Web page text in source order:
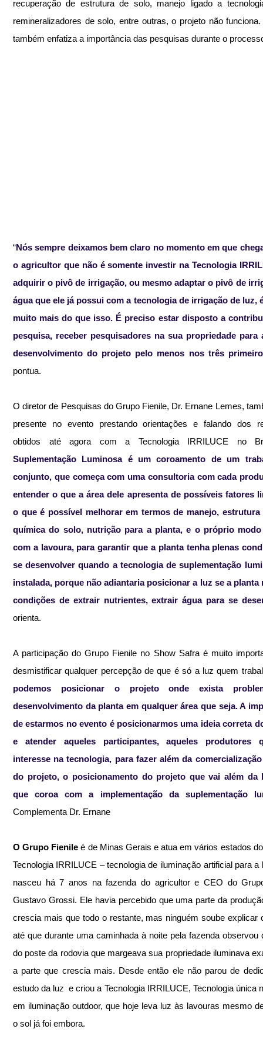
recuperação de estrutura de solo, manejo ligado a
remineralizadores de solo, entre outras, o projeto não
também enfatiza a importância das pesquisas durante o
“Nós sempre deixamos bem claro no momento em que
o agricultor que não é somente investir na Tecnologia
adquirir o pivô de irrigação, ou mesmo adaptar o pivô de
água que ele já possui com a tecnologia de irrigação de luz,
muito mais do que isso. É preciso estar disposto a
pesquisa, receber pesquisadores na sua propriedade para
desenvolvimento do projeto pelo menos nos três
pontua.
O diretor de Pesquisas do Grupo Fienile, Dr. Ernane Lemes,
presente no evento prestando orientações e falando dos
obtidos até agora com a Tecnologia IRRILUCE no
Suplementação Luminosa é um coroamento de um
conjunto, que começa com uma consultoria com cada
entender o que a área dele apresenta de possíveis fatores
o que é possível melhorar em termos de manejo,
química do solo, nutrição para a planta, e o próprio
com a lavoura, para garantir que a planta tenha plenas
se desenvolver quando a tecnologia de suplementação
instalada, porque não adiantaria posicionar a luz se a planta
condições de extrair nutrientes, extrair água para se
orienta.
A participação do Grupo Fienile no Show Safra é muito
desmistificar qualquer percepção de que é só a luz quem
podemos posicionar o projeto onde exista
desenvolvimento da planta em qualquer área que seja. A
de estarmos no evento é posicionarmos uma ideia correta
e atender aqueles participantes, aqueles produtores
interesse na tecnologia, para fazer além da
do projeto, o posicionamento do projeto que vai além da
que coroa com a implementação da suplementação
Complementa Dr. Ernane
O Grupo Fienile é de Minas Gerais e atua em vários estados
Tecnologia IRRILUCE – tecnologia de iluminação artificial para a
nasceu há 7 anos na fazenda do agricultor e CEO do
Gustavo Grossi. Ele havia percebido que uma parte da
crescia mais que todo o restante, mas ninguém soube explicar
até que durante uma caminhada à noite pela fazenda observou
do poste da rodovia que margeava sua propriedade iluminava
a parte que crescia mais. Desde então ele não parou de
estudo da luz  e criou a Tecnologia IRRILUCE, Tecnologia única
em iluminação outdoor, que hoje leva luz às lavouras mesmo
o sol já foi embora.